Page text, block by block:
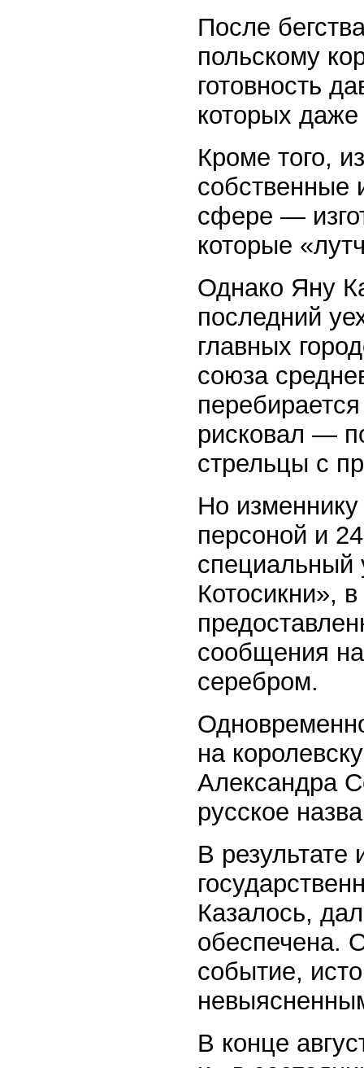
После
польскому
готовность
которых даже
Кроме того,
собственные
сфере —
которые
Однако Яну
последний
главных
союза
рисковал —
стрельцы с
Но
персоной и
специальный
Котосикни»,
сообщения
серебром.
на
Александра
русское
В результате
Казалось,
обеспечена.
событие,
В конце